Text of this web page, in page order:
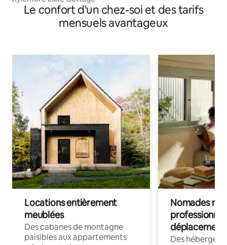
Le confort d'un chez-soi et des tarifs
mensuels avantageux
Locations entièrement
meublées
Des cabanes de montagne
paisibles aux appartements
Nomades
déplacement
Des